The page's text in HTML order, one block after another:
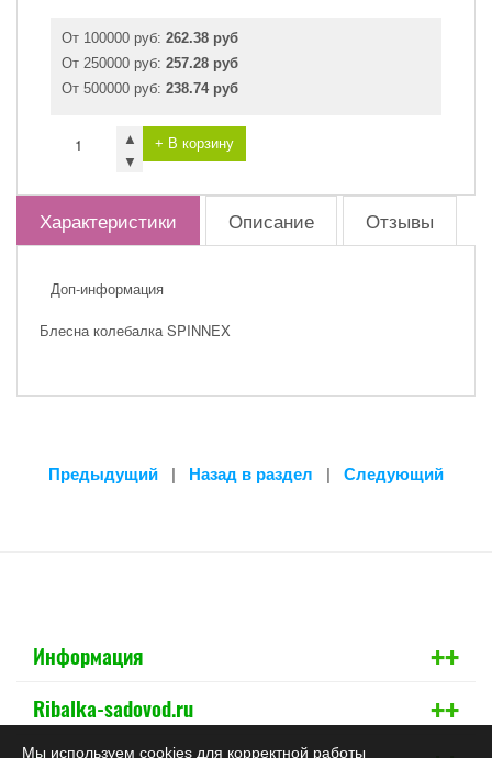
От 100000 руб: 262.38 руб
От 250000 руб: 257.28 руб
От 500000 руб: 238.74 руб
▲
▼
+ В корзину
Характеристики Описание Отзывы
Доп-информация
Блесна колебалка SPINNEX
Предыдущий | Назад в раздел | Следующий
Информация +
+
Ribalka-sadovod.ru +
+
Мы используем cookies для корректной работы